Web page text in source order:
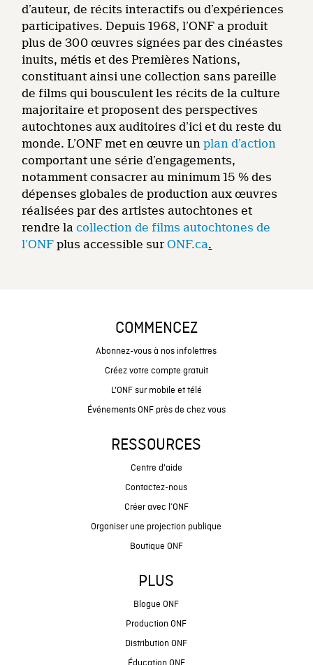
d’auteur, de récits interactifs ou d’expériences
participatives. Depuis 1968, l’ONF a produit
plus de 300 œuvres signées par des cinéastes
inuits, métis et des Premières Nations,
constituant ainsi une collection sans pareille
de films qui bousculent les récits de la culture
majoritaire et proposent des perspectives
autochtones aux auditoires d’ici et du reste du
monde. L’ONF met en œuvre unplan d’action
comportant une série d’engagements,
notamment consacrer au minimum 15 % des
dépenses globales de production aux œuvres
réalisées par des artistes autochtones et
rendre lacollection de films autochtones de
l’ONF plus accessible surONF.ca.
COMMENCEZ
Abonnez-vous à nos infolettres
Créez votre compte gratuit
L'ONF sur mobile et télé
Événements ONF près de chez vous
RESSOURCES
Centre d'aide
Contactez-nous
Créer avec l’ONF
Organiser une projection publique
Boutique ONF
PLUS
Blogue ONF
Production ONF
Distribution ONF